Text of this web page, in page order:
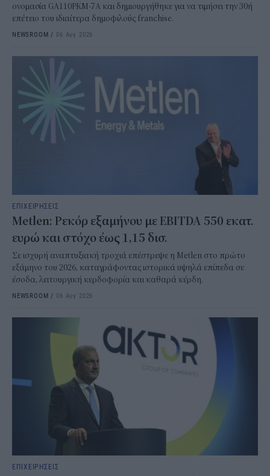
ονομασία GA110PKM-7A και δημιουργήθηκε για να τιμήσει την 30ή
επέτειο του ιδιαίτερα δημοφιλούς franchise.
NEWSROOM / 06 Αυγ 2026
ΕΠΙΧΕΙΡΗΣΕΙΣ
Metlen: Ρεκόρ εξαμήνου με EBITDA 550 εκατ.
ευρώ και στόχο έως 1,15 δισ.
Σε ισχυρή αναπτυξιακή τροχιά επέστρεψε η Metlen στο πρώτο
εξάμηνο του 2026, καταγράφοντας ιστορικά υψηλά επίπεδα σε
έσοδα, λειτουργική κερδοφορία και καθαρά κέρδη.
NEWSROOM / 06 Αυγ 2026
ΕΠΙΧΕΙΡΗΣΕΙΣ